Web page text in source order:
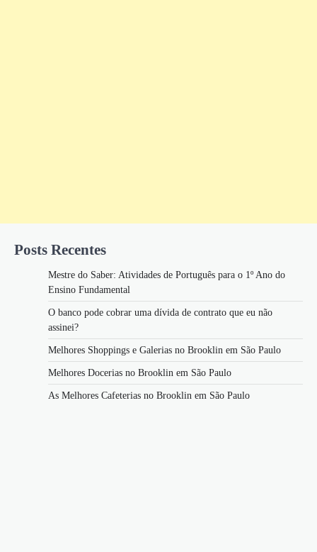
Posts Recentes
Mestre do Saber: Atividades de Português para o 1º Ano do
Ensino Fundamental
O banco pode cobrar uma dívida de contrato que eu não
assinei?
Melhores Shoppings e Galerias no Brooklin em São Paulo
Melhores Docerias no Brooklin em São Paulo
As Melhores Cafeterias no Brooklin em São Paulo